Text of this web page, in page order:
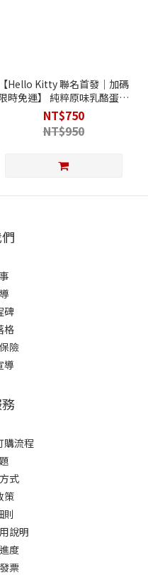
【Hello Kitty 聯名首發│加碼
時免運】 純粹原味乳酪蛋糕
6吋｜蝴蝶結款｜2026 生日禮
物限定
NT$750
NT$950
碑
格
險
導
購流程
式
策
則
說明
度
票